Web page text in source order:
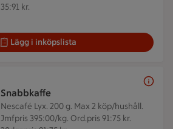
35:91 kr.
Lägg i inköpslista
Snabbkaffe
Nescafé Lyx. 200 g. Max 2 köp/hushåll.
Jmfpris 395:00/kg. Ord.pris 91:75 kr.